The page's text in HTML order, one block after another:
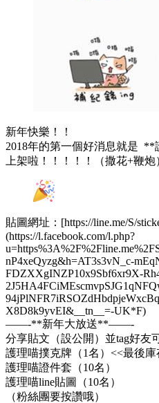
新年快樂！！
2018年的第一個好消息就是 **
上架啦！！！！！（撒花+鞭炮
貼圖網址：[https://line.me/S/
(https://l.facebook.com/l.php?
nP4xeQyzg&h=AT3s3vN_c-
FDZXXgINZP10x9Sbf6xr9X-
X8D8k9yvEI&
tn
=-UK*F)
——-**新年大放送**——-
分享貼文（設公開）並tag好友
護理喵撲克牌（1名）<<最後庫
護理喵證件套（10名）
護理喵line貼圖（10名）
（粉絲團要按讚哦）